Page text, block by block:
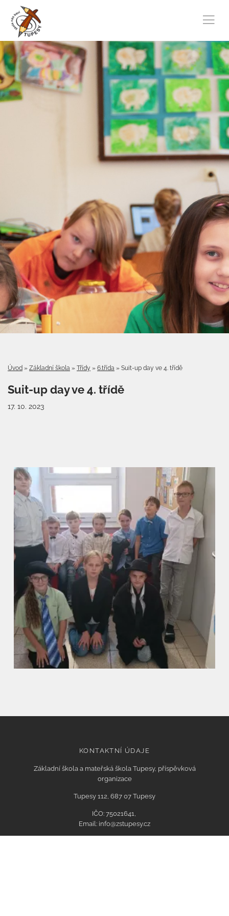
Úvod » Základní škola » Třídy » 6.třída » Suit-up day ve 4. třídě
Suit-up day ve 4. třídě
17. 10. 2023
KONTAKTNÍ ÚDAJE
Základní škola a mateřská škola Tupesy, příspěvková
organizace
Tupesy 112, 687 07 Tupesy
IČO: 75021641,
Email: info@zstupesy.cz